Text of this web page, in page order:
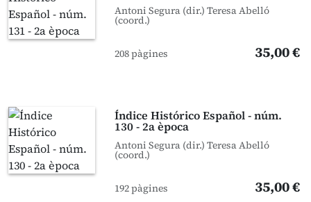
Antoni Segura (dir.) Teresa Abelló
(coord.)
208 pàgines 35,00 €
Índice Histórico Español - núm.
130 - 2a època
Antoni Segura (dir.) Teresa Abelló
(coord.)
192 pàgines 35,00 €